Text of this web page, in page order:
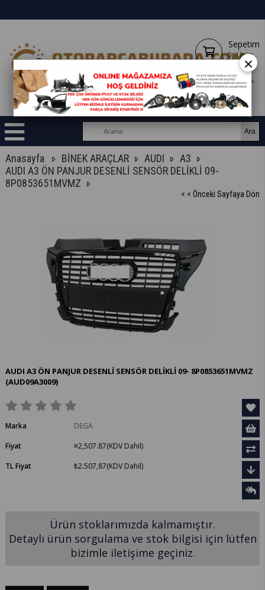
Sepetim
0 Ürün
Anasayfa BİNEK ARAÇLAR AUDI
A3
AUDI A3 ÖN PANJUR DESENLİ SENSÖR DELİKLİ 09-
8P0853651MVMZ
< < Önceki Sayfaya Dön
AUDI A3 ÖN PANJUR DESENLİ SENSÖR DELİKLİ 09- 8P0853651MVMZ
(AUD09A3009)
Marka
DEGA
Fiyat
¤2,507.87(KDV Dahil)
TL Fiyat
₺2.507,87(KDV Dahil)
Ürün stoklarımızda kalmamıştır.
Detaylı ürün sorgulama ve stok bilgisi için lütfen
bizimle iletişime geçiniz.
×